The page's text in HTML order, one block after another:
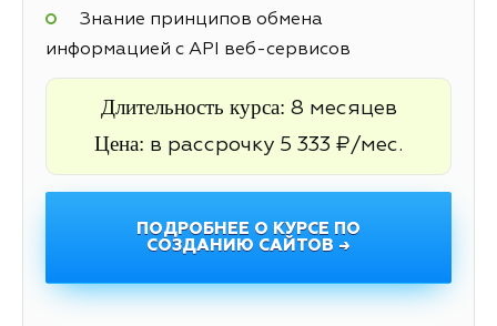
Знание принципов обмена
информацией с API веб-сервисов
Длительность курса: 8 месяцев
Цена: в рассрочку 5 333 ₽/мес.
ПОДРОБНЕЕ О КУРСЕ ПО
СОЗДАНИЮ САЙТОВ →